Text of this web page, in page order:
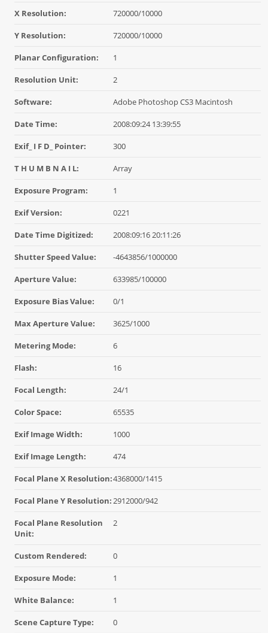
X Resolution: 720000/10000
Y Resolution: 720000/10000
Planar Configuration: 1
Resolution Unit: 2
Software: Adobe Photoshop CS3 Macintosh
Date Time: 2008:09:24 13:39:55
Exif_ I F D_ Pointer: 300
T H U M B N A I L: Array
Exposure Program: 1
Exif Version: 0221
Date Time Digitized: 2008:09:16 20:11:26
Shutter Speed Value: -4643856/1000000
Aperture Value: 633985/100000
Exposure Bias Value: 0/1
Max Aperture Value: 3625/1000
Metering Mode: 6
Flash: 16
Focal Length: 24/1
Color Space: 65535
Exif Image Width: 1000
Exif Image Length: 474
Focal Plane X Resolution:4368000/1415
Focal Plane Y Resolution:2912000/942
Focal Plane Resolution
Unit:
2
Custom Rendered: 0
Exposure Mode: 1
White Balance: 1
Scene Capture Type: 0